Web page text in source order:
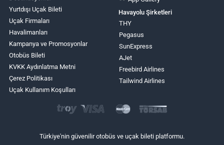
Yurtdışı Uçak Bileti
Uçak Firmaları
Havalimanları
Kampanya ve Promosyonlar
Otobüs Bileti
KVKK Aydınlatma Metni
Çerez Politikası
Uçak Kullanım Koşulları
Havayolu Şirketleri
THY
Pegasus
SunExpress
AJet
Freebird Airlines
Tailwind Airlines
Türkiye'nin güvenilir otobüs ve uçak bileti platformu.